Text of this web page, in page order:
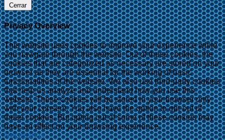
Cerrar
Privacy Overview
This website uses cookies to improve your experience while
you navigate through the website. Out of these cookies, the
cookies that are categorized as necessary are stored on your
browser as they are essential for the working of basic
functionalities of the website. We also use third-party cookies
that help us analyze and understand how you use this
website. These cookies will be stored in your browser only
with your consent. You also have the option to opt-out of
these cookies. But opting out of some of these cookies may
have an effect on your browsing experience.
Necesarias